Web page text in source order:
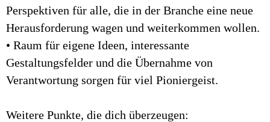
Perspektiven für alle, die in der Branche eine neue
Herausforderung wagen und weiterkommen wollen.
• Raum für eigene Ideen, interessante
Gestaltungsfelder und die Übernahme von
Verantwortung sorgen für viel Pioniergeist.
Weitere Punkte, die dich überzeugen: